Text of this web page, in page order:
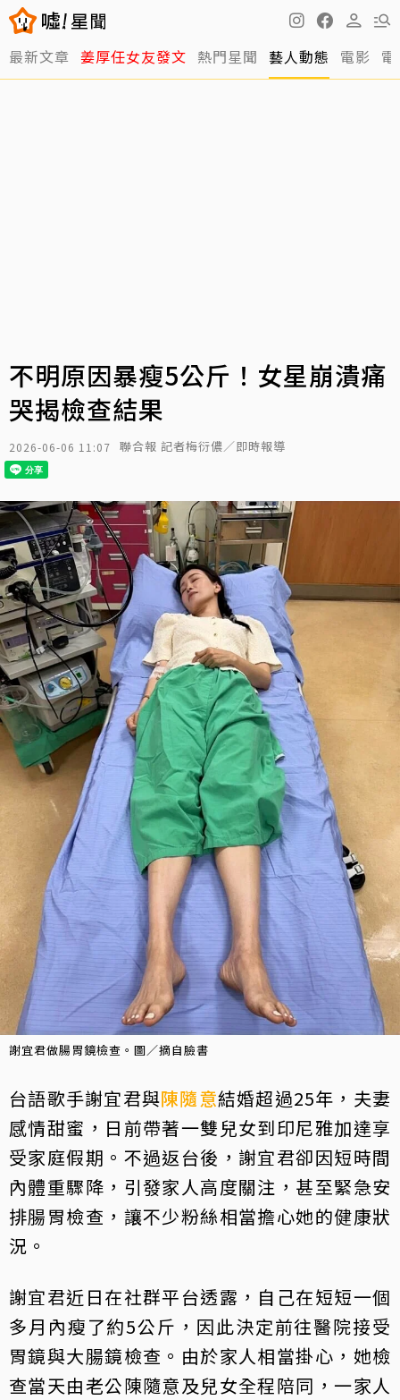
最新文章 姜厚任女友發文 熱門星聞 藝人動態 電影
不明原因暴瘦5公斤！女星崩潰痛
哭揭檢查結果
2026-06-06 11:07 聯合報 記者梅衍儂／即時報導
謝宜君做腸胃鏡檢查。圖／摘自臉書
台語歌手謝宜君與陳隨意結婚超過25年，夫妻
感情甜蜜，日前帶著一雙兒女到印尼雅加達享
受家庭假期。不過返台後，謝宜君卻因短時間
內體重驟降，引發家人高度關注，甚至緊急安
排腸胃檢查，讓不少粉絲相當擔心她的健康狀
況。
謝宜君近日在社群平台透露，自己在短短一個
多月內瘦了約5公斤，因此決定前往醫院接受
胃鏡與大腸鏡檢查。由於家人相當掛心，她檢
查當天由老公陳隨意及兒女全程陪同，一家人